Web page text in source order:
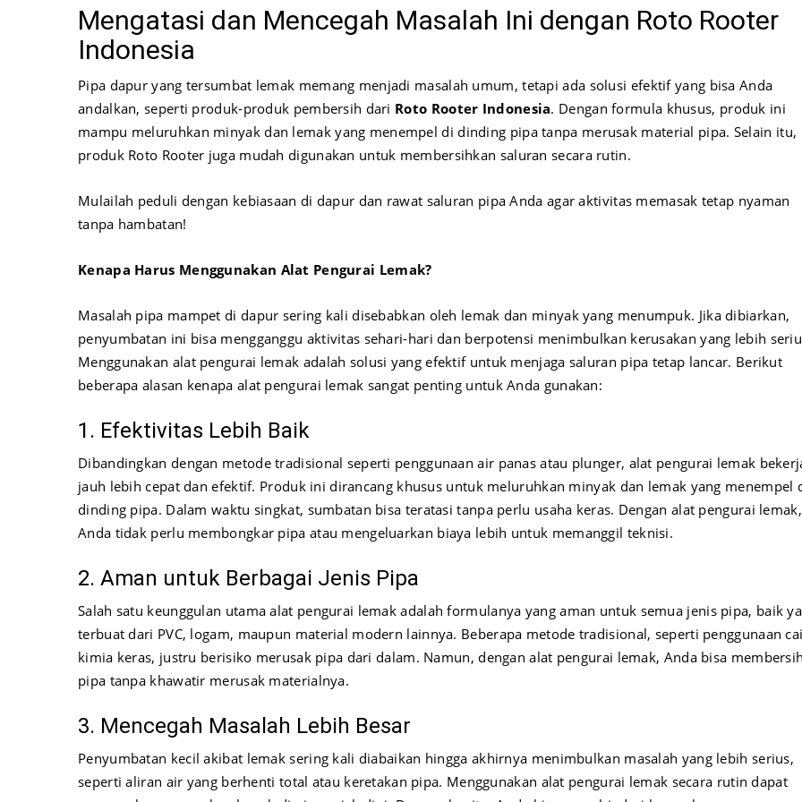
Mengatasi dan Mencegah Masalah Ini dengan Roto Rooter
Indonesia
Pipa dapur yang tersumbat lemak memang menjadi masalah umum, tetapi ada solusi efektif yang bisa Anda
andalkan, seperti produk-produk pembersih dari Roto Rooter Indonesia. Dengan formula khusus, produk ini
mampu meluruhkan minyak dan lemak yang menempel di dinding pipa tanpa merusak material pipa. Selain itu,
produk Roto Rooter juga mudah digunakan untuk membersihkan saluran secara rutin.
Mulailah peduli dengan kebiasaan di dapur dan rawat saluran pipa Anda agar aktivitas memasak tetap nyaman
tanpa hambatan!
Kenapa Harus Menggunakan Alat Pengurai Lemak?
Masalah pipa mampet di dapur sering kali disebabkan oleh lemak dan minyak yang menumpuk. Jika dibiarkan,
penyumbatan ini bisa mengganggu aktivitas sehari-hari dan berpotensi menimbulkan kerusakan yang lebih
Menggunakan alat pengurai lemak adalah solusi yang efektif untuk menjaga saluran pipa tetap lancar. Berikut
beberapa alasan kenapa alat pengurai lemak sangat penting untuk Anda gunakan:
1. Efektivitas Lebih Baik
Dibandingkan dengan metode tradisional seperti penggunaan air panas atau plunger, alat pengurai lemak
jauh lebih cepat dan efektif. Produk ini dirancang khusus untuk meluruhkan minyak dan lemak yang menempel
dinding pipa. Dalam waktu singkat, sumbatan bisa teratasi tanpa perlu usaha keras. Dengan alat pengurai lemak,
Anda tidak perlu membongkar pipa atau mengeluarkan biaya lebih untuk memanggil teknisi.
2. Aman untuk Berbagai Jenis Pipa
Salah satu keunggulan utama alat pengurai lemak adalah formulanya yang aman untuk semua jenis pipa, baik
terbuat dari PVC, logam, maupun material modern lainnya. Beberapa metode tradisional, seperti penggunaan
kimia keras, justru berisiko merusak pipa dari dalam. Namun, dengan alat pengurai lemak, Anda bisa
pipa tanpa khawatir merusak materialnya.
3. Mencegah Masalah Lebih Besar
Penyumbatan kecil akibat lemak sering kali diabaikan hingga akhirnya menimbulkan masalah yang lebih serius,
seperti aliran air yang berhenti total atau keretakan pipa. Menggunakan alat pengurai lemak secara rutin dapat